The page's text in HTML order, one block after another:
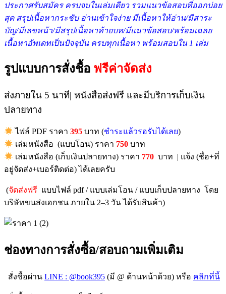
ประกาศรับสมัคร ครบจบในเล่มเดียว รวมแนวข้อสอบที่ออกบ่อย
สุด สรุปเนื้อหากระชับ อ่านเข้าใจง่าย มีเนื้อหาให้อ่าน/มีสาระ
บัญ/มีเลขหน้า/มีสรุปเนื้อหาท้ายบท/มีแนวข้อสอบ/พร้อมเฉลย
เนื้อหาอัพเดทเป็นปัจจุบัน ครบทุกเนื้อหา พร้อมสอบใน 1 เล่ม
รูปแบบการสั่งชื้อ ฟรีค่าจัดส่ง
ส่งภายใน 5 นาที| หนังสือส่งฟรี และมีบริการเก็บเงิน
ปลายทาง
ไฟล์ PDF ราคา395 บาท (ชำระแล้วรอรับได้เลย)
เล่มหนังสือ (แบบโอน) ราคา 750 บาท
เล่มหนังสือ (เก็บเงินปลายทาง) ราคา 770 บาท | แจ้ง (ชื่อ+ที่
อยู่จัดส่ง+เบอร์ติดต่อ) ได้เลยครับ
(จัดส่งฟรี แบบไฟล์ pdf / แบบเล่มโอน / แบบเก็บปลายทาง โดย
บริษัทขนส่งเอกชน ภายใน 2–3 วัน ได้รับสินค้า)
ช่องทางการสั่งซื้อ/สอบถามเพิ่มเติม
สั่งชื้อผ่าน LINE : @book395 (มี @ ด้านหน้าด้วย) หรือ คลิกที่นี้